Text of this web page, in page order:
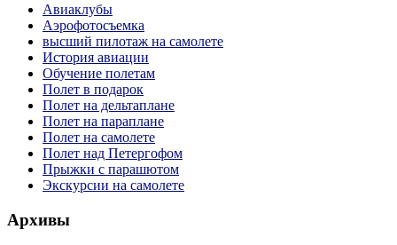
Авиаклубы
Аэрофотосъемка
высший пилотаж на самолете
История авиации
Обучение полетам
Полет в подарок
Полет на дельтаплане
Полет на параплане
Полет на самолете
Полет над Петергофом
Прыжки с парашютом
Экскурсии на самолете
Архивы